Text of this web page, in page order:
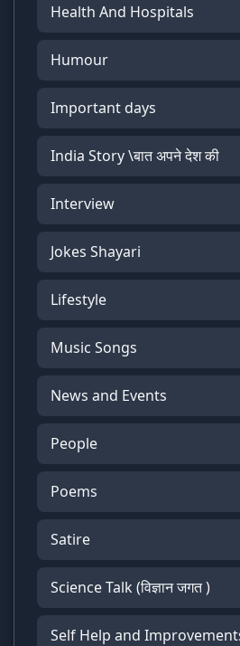
Health And Hospitals
Humour
Important days
India Story \बात अपने देश की
Interview
Jokes Shayari
Lifestyle
Music Songs
News and Events
People
Poems
Satire
Science Talk (विज्ञान जगत )
Self Help and